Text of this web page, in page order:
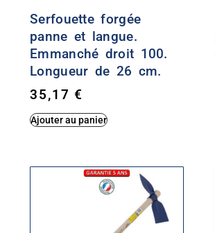
Serfouette forgée
panne et langue.
Emmanché droit 100.
Longueur de 26 cm.
35,17€
Ajouter au panier